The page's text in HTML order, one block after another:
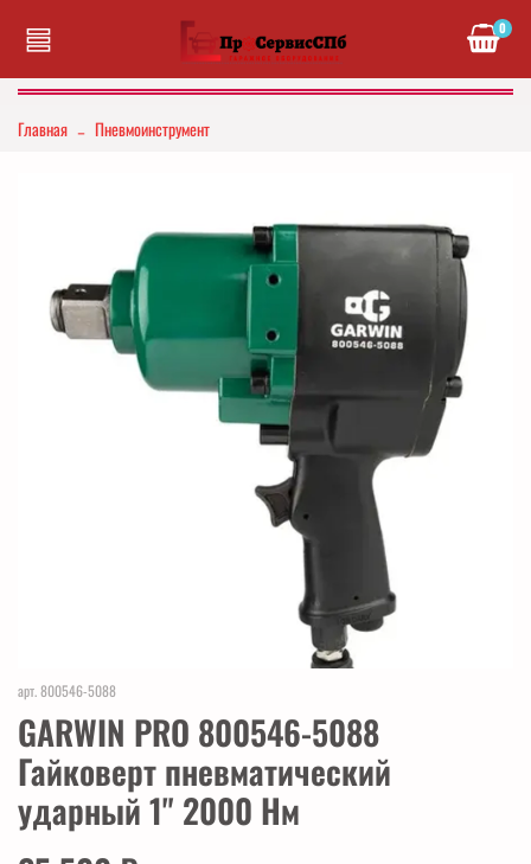
0
Главная Пневмоинструмент
арт.800546-5088
GARWIN PRO 800546-5088
Гайковерт пневматический
ударный 1" 2000 Нм